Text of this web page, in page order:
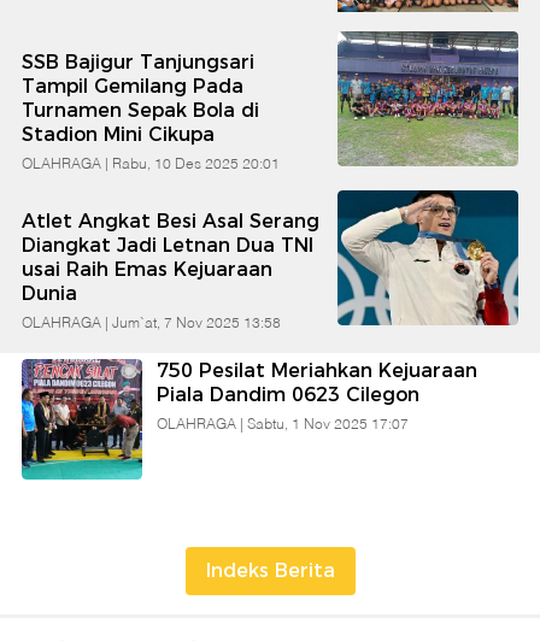
SSB Bajigur Tanjungsari
Tampil Gemilang Pada
Turnamen Sepak Bola di
Stadion Mini Cikupa
OLAHRAGA | Rabu, 10 Des 2025 20:01
Atlet Angkat Besi Asal Serang
Diangkat Jadi Letnan Dua TNI
usai Raih Emas Kejuaraan
Dunia
OLAHRAGA | Jum`at, 7 Nov 2025 13:58
750 Pesilat Meriahkan Kejuaraan
Piala Dandim 0623 Cilegon
OLAHRAGA | Sabtu, 1 Nov 2025 17:07
Indeks Berita